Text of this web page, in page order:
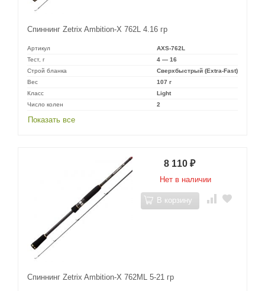
Спиннинг Zetrix Ambition-X 762L 4.16 гр
Артикул
AXS-762L
Тест, г
4 — 16
Строй бланка
Сверхбыстрый (Extra-Fast)
Вес
107 г
Класс
Light
Число колен
2
Показать все
Спиннинг Zetrix Ambition-X 762ML 5-21 гр
8 110 ₽
Нет в наличии
В корзину